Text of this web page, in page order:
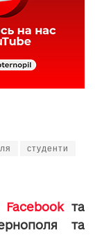
студенти
Facebookта
та